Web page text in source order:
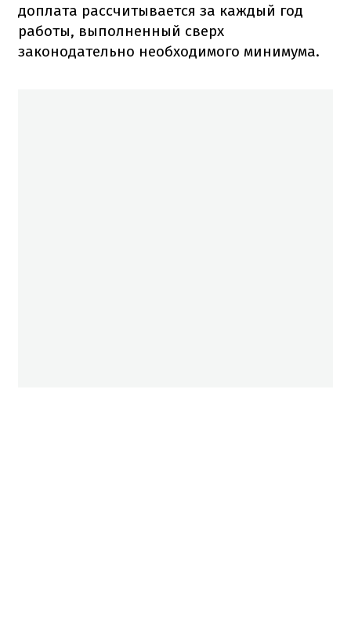
доплата рассчитывается за каждый год
работы, выполненный сверх
законодательно необходимого минимума.